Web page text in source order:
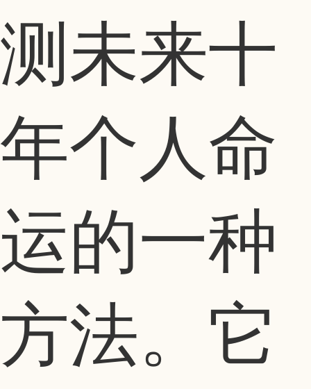
测未来十
年个人命
运的一种
方法。它